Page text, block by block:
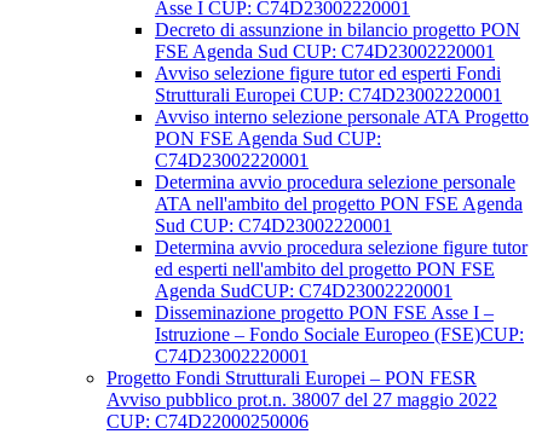
Asse I CUP: C74D23002220001
Decreto di assunzione in bilancio progetto PON
FSE Agenda Sud CUP: C74D23002220001
Avviso selezione figure tutor ed esperti Fondi
Strutturali Europei CUP: C74D23002220001
Avviso interno selezione personale ATA Progetto
PON FSE Agenda Sud CUP:
C74D23002220001
Determina avvio procedura selezione personale
ATA nell'ambito del progetto PON FSE Agenda
Sud CUP: C74D23002220001
Determina avvio procedura selezione figure tutor
ed esperti nell'ambito del progetto PON FSE
Agenda SudCUP: C74D23002220001
Disseminazione progetto PON FSE Asse I –
Istruzione – Fondo Sociale Europeo (FSE)CUP:
C74D23002220001
Progetto Fondi Strutturali Europei – PON FESR
Avviso pubblico prot.n. 38007 del 27 maggio 2022
CUP: C74D22000250006